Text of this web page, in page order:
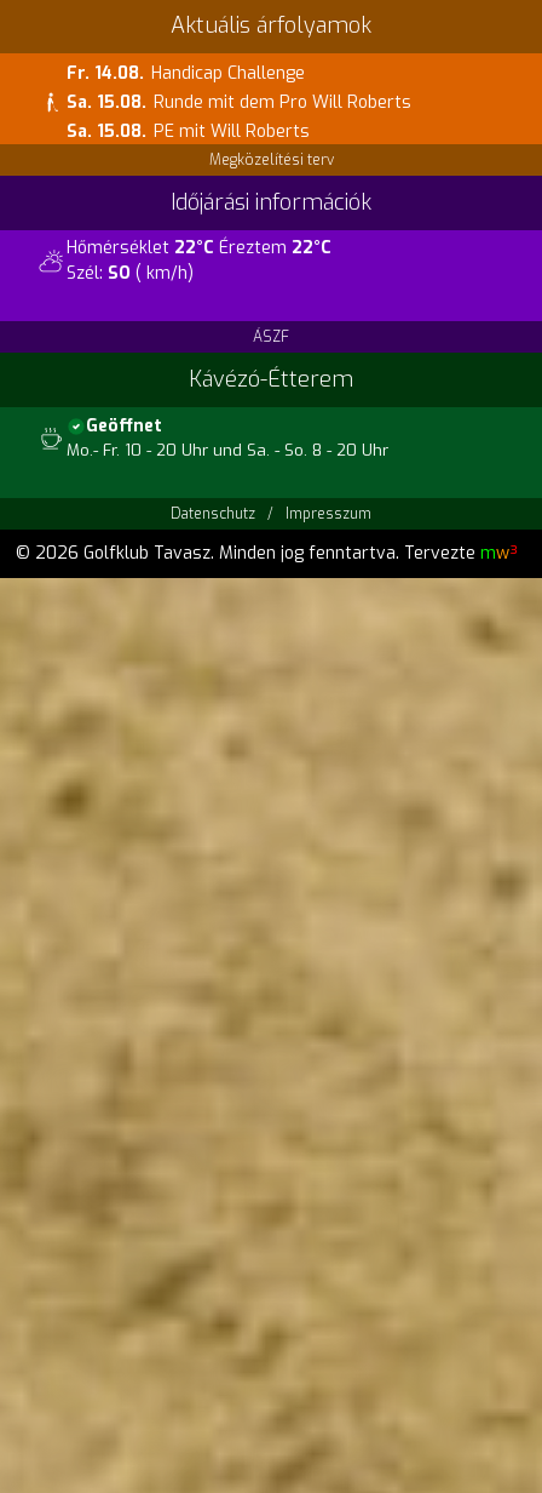
Aktuális árfolyamok
Fr. 14.08. Handicap Challenge
Sa. 15.08. Runde mit dem Pro Will Roberts
Sa. 15.08. PE mit Will Roberts
Megközelítési terv
Időjárási információk
Hőmérséklet 22°C Éreztem 22°C
Szél: SO ( km/h)
ÁSZF
Kávézó-Étterem
Geöffnet
Mo.- Fr. 10 - 20 Uhr und Sa. - So. 8 - 20 Uhr
Impresszum
/
Datenschutz
© 2026 Golfklub Tavasz. Minden jog fenntartva. Tervezte mw³